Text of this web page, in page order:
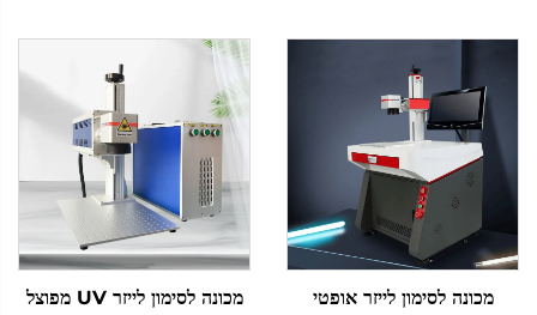
מקור לייזר Raycus
מכונה לסימון לייזר אופטי מכונה לסימון לייזר UV מפוצל